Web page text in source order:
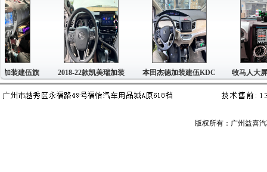
装建伍旗 2018-22款凯美瑞加装 本田杰德加装建伍KDC 牧马人大屏
版权所有：广州益喜